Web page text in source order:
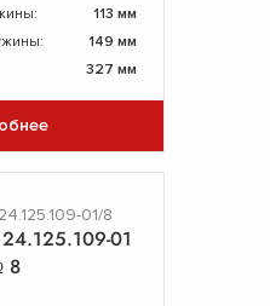
113 мм
149 мм
327 мм
01/8
01
8